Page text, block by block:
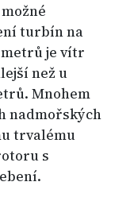
turbín na
metrů je vítr
než u
Mnohem
nadmořských
trvalému
s